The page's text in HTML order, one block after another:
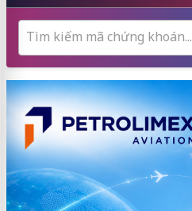
Tìm kiếm mã chứng khoán...